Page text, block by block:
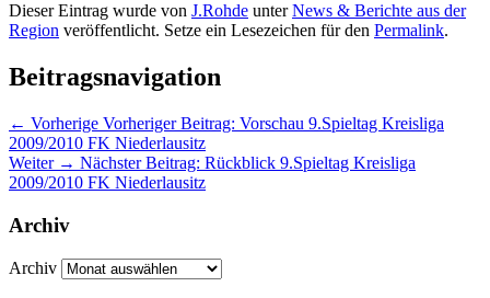
Dieser Eintrag wurde von J.Rohde unterNews & Berichte aus der
Region veröffentlicht. Setze ein Lesezeichen für den Permalink.
Beitragsnavigation
← Vorherige Vorheriger Beitrag: Vorschau 9.Spieltag Kreisliga
2009/2010 FK Niederlausitz
Weiter → Nächster Beitrag: Rückblick 9.Spieltag Kreisliga
2009/2010 FK Niederlausitz
Archiv
Archiv